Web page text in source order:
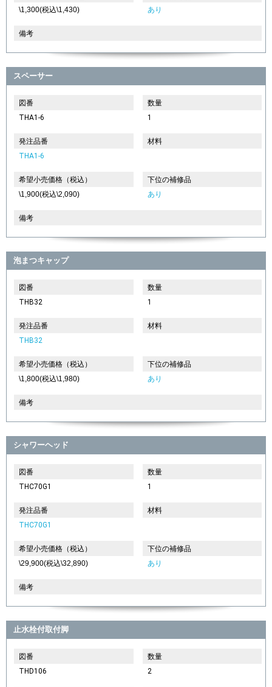
\1,300(税込\1,430)
あり
備考
スペーサー
図番
THA1-6
数量
1
発注品番
THA1-6
材料
希望小売価格（税込）
\1,900(税込\2,090)
下位の補修品
あり
備考
泡まつキャップ
図番
THB32
数量
1
発注品番
THB32
材料
希望小売価格（税込）
\1,800(税込\1,980)
下位の補修品
あり
備考
シャワーヘッド
図番
THC70G1
数量
1
発注品番
THC70G1
材料
希望小売価格（税込）
\29,900(税込\32,890)
下位の補修品
あり
備考
止水栓付取付脚
図番
THD106
数量
2